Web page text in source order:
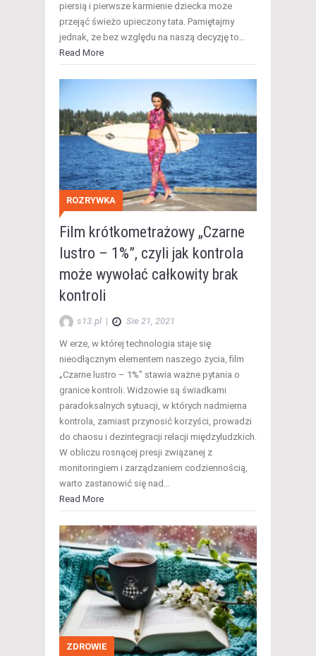
piersią i pierwsze karmienie dziecka może
przejąć świeżo upieczony tata. Pamiętajmy
jednak, że bez względu na naszą decyzję to…
Read More
ROZRYWKA
Film krótkometrażowy „Czarne
lustro – 1%”, czyli jak kontrola
może wywołać całkowity brak
kontroli
s13.pl | Sie 21, 2021
W erze, w której technologia staje się
nieodłącznym elementem naszego życia, film
„Czarne lustro – 1%” stawia ważne pytania o
granice kontroli. Widzowie są świadkami
paradoksalnych sytuacji, w których nadmierna
kontrola, zamiast przynosić korzyści, prowadzi
do chaosu i dezintegracji relacji międzyludzkich.
W obliczu rosnącej presji związanej z
monitoringiem i zarządzaniem codziennością,
warto zastanowić się nad…
Read More
ZDROWIE